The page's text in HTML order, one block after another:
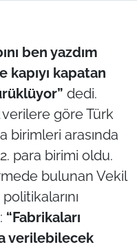
ben yazdım
kapatan
dedi.
göre Türk
birimleri arasında
para birimi oldu.
bulunan Vekil
“Fabrikaları
verilebilecek